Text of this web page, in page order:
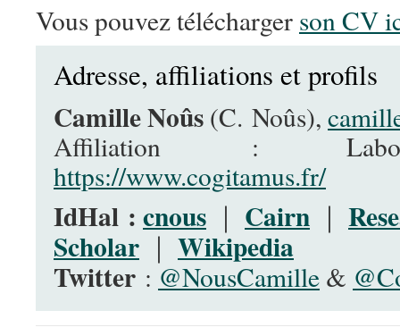
Vous pouvez télécharger son CV
Adresse, affiliations et profils
Camille Noûs (C. Noûs),
Affiliation :
https://www.cogitamus.fr/
IdHal : cnous ｜ Cairn ｜
Scholar ｜ Wikipedia
Twitter : @NousCamille &